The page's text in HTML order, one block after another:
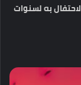
الاحتفال به لسنوات